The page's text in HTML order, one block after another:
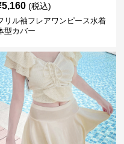
5,160 (税込)
リル袖フレアワンピース水着
型カバー